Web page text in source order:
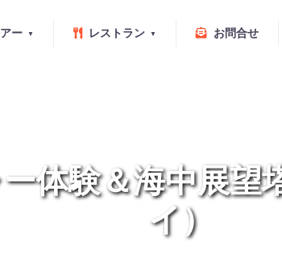
ー レストラン お問合せ
体験＆海中展望
イ）